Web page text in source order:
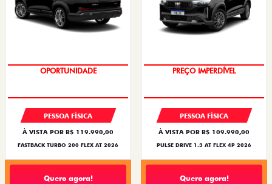
OPORTUNIDADE
PESSOA FÍSICA
À VISTA POR R$ 119.990,00
FASTBACK TURBO 200 FLEX AT 2026
Quero agora!
O SUV AUTOMÁTICO MAIS
PESSOA FÍSICA
À VISTA POR R$ 109.990,00
PULSE DRIVE 1.3 AT FLEX 4P 2026
Quero agora!